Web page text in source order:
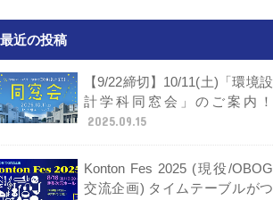
最近の投稿
【9/22締切】10/11(土)「環境設
計学科同窓会」のご案内！
2025.09.15
Konton Fes 2025 (現役/OBOG
交流企画) タイムテーブルがつ